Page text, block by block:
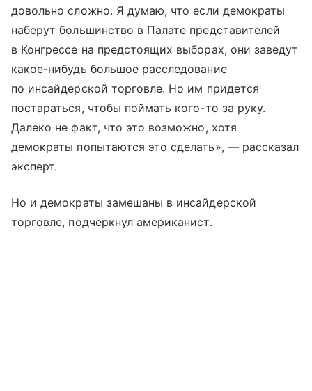
довольно сложно. Я думаю, что если демократы
наберут большинство в Палате представителей
в Конгрессе на предстоящих выборах, они заведут
какое-нибудь большое расследование
по инсайдерской торговле. Но им придется
постараться, чтобы поймать кого-то за руку.
Далеко не факт, что это возможно, хотя
демократы попытаются это сделать», — рассказал
эксперт.
Но и демократы замешаны в инсайдерской
торговле, подчеркнул американист.